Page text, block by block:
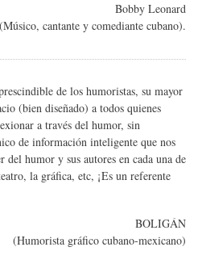
Bobby Leonard
(Músico, cantante y comediante cubano).
de los humoristas, su mayor
(bien diseñado) a todos quienes
a través del humor, sin
de información inteligente que nos
del humor y sus autores en cada una de
la gráfica, etc, ¡Es un referente
BOLIGÁN
(Humorista gráfico cubano-mexicano)